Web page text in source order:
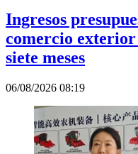
Ingresos
comercio
siete meses
06/08/2026 08:19